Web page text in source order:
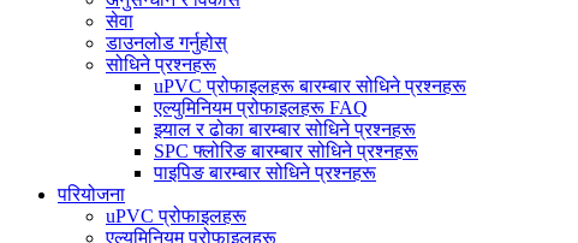
सेवा
डाउनलोड गर्नुहोस्
सोधिने प्रश्नहरू
uPVC प्रोफाइलहरू बारम्बार सोधिने प्रश्नहरू
एल्युमिनियम प्रोफाइलहरू FAQ
झ्याल र ढोका बारम्बार सोधिने प्रश्नहरू
SPC फ्लोरिङ बारम्बार सोधिने प्रश्नहरू
पाइपिङ बारम्बार सोधिने प्रश्नहरू
परियोजना
uPVC प्रोफाइलहरू
एल्युमिनियम प्रोफाइलहरू